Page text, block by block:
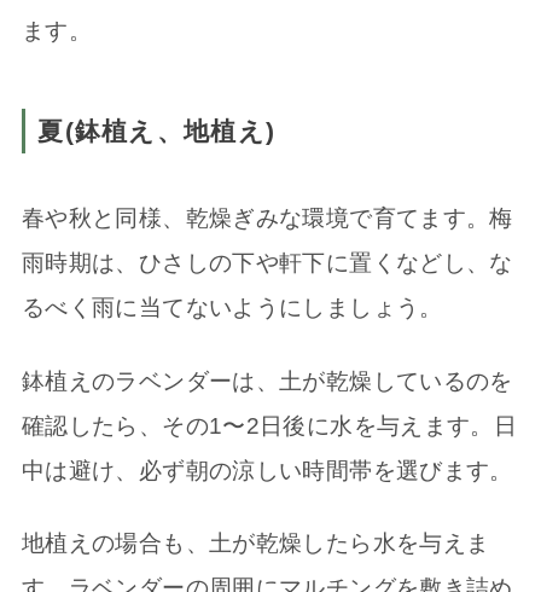
ます。
夏(鉢植え、地植え)
春や秋と同様、乾燥ぎみな環境で育てます。梅
雨時期は、ひさしの下や軒下に置くなどし、な
るべく雨に当てないようにしましょう。
鉢植えのラベンダーは、土が乾燥しているのを
確認したら、その1〜2日後に水を与えます。日
中は避け、必ず朝の涼しい時間帯を選びます。
地植えの場合も、土が乾燥したら水を与えま